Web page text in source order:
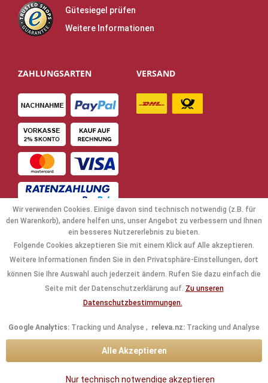
Gütesiegel prüfen
Weitere Informationen
ZAHLUNGSARTEN VERSAND
NAVIGATION
INFORMATIONEN
Wir verwenden Cookies. Einige davon sind technisch notwendig (z.B. für
den Warenkorb), andere helfen uns, unser Angebot zu verbessern und Ihnen
ein besseres Nutzererlebnis zu bieten.
Folgende Cookies akzeptieren Sie mit einem Klick auf Alle akzeptieren.
Weitere Informationen finden Sie in den Privatsphäre-Einstellungen, dort
können Sie Ihre Auswahl auch jederzeit ändern. Rufen Sie dazu einfach die
Seite mit der Datenschutzerklärung auf. Zu unseren
Datenschutzbestimmungen.
Google Analytics: Tracking und Analyse , releva.nz: Tracking und Analyse
Nur technisch notwendige akzeptieren
Alle Akzeptieren